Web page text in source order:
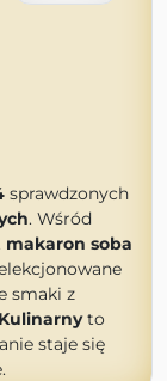
sprawdzonych
. Wśród
makaron soba
smaki z
to
staje się